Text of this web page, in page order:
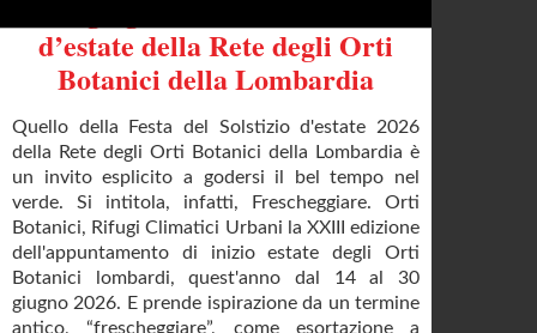
d’estate della Rete degli Orti
Botanici della Lombardia
Quello della Festa del Solstizio d'estate 2026
della Rete degli Orti Botanici della Lombardia è
un invito esplicito a godersi il bel tempo nel
verde. Si intitola, infatti, Frescheggiare. Orti
Botanici, Rifugi Climatici Urbani la XXIII edizione
dell'appuntamento di inizio estate degli Orti
Botanici lombardi, quest'anno dal 14 al 30
giugno 2026. E prende ispirazione da un termine
antico, “frescheggiare”, come esortazione a